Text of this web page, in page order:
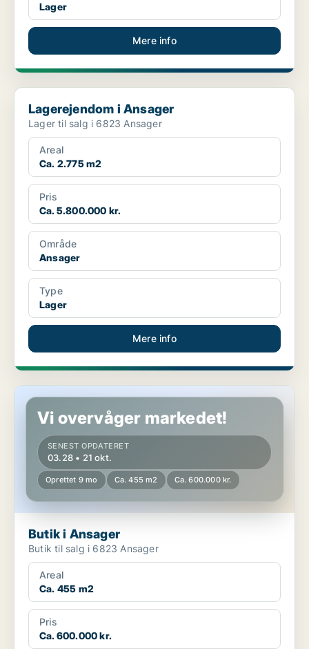
Lager
Mere info
Lagerejendom i Ansager
Lagerejendom i Ansager
Lager til salg i 6823 Ansager
Areal
Ca. 2.775 m2
Pris
Ca. 5.800.000 kr.
Område
Ansager
Type
Lager
Mere info
Butik i Ansager
Vi overvåger markedet!
SENEST OPDATERET
03.28 • 21 okt.
Oprettet 9 mo Ca. 455 m2 Ca. 600.000 kr.
Butik i Ansager
Butik til salg i 6823 Ansager
Areal
Ca. 455 m2
Pris
Ca. 600.000 kr.